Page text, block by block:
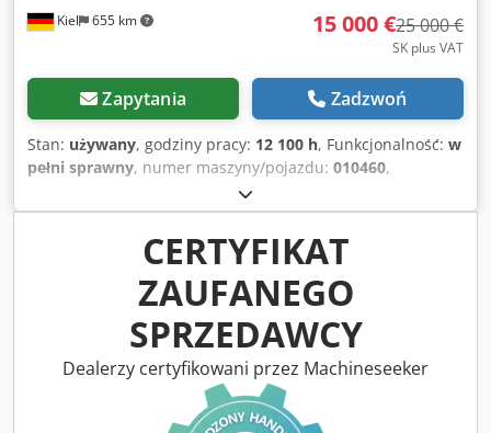
Kiel 655 km 15 000 €25 000 €
SK plus VAT
Zapytania Zadzwoń
Stan: używany, godziny pracy: 12 100 h, Funkcjonalność: w
pełni sprawny, numer maszyny/pojazdu: 010460,
Oferujemy do sprzedaży wydajny, przemysłowy
sprężarkowy agregat marki Atlas Copco. Urządzenie jest
używane, regularnie serwisowane przez wykwalifikowany
personel i gotowe do natychmiastowego użycia. Dane
techniczne: Crjdezdqz Dopfx Ahlsf Typ: GA37 VSD+ FF
(technologia VSD+ zapewniająca najwyższą efektywność
energetyczną) Liczba godzin pracy: 12 100 godzin Stan:
Używany, w bardzo dobrym stanie, gotowy do
natychmiastowego użycia. Sprężarka może zostać
obejrzona i przetestowana na miejscu w Kilonii po
wcześniejszym uzgodnieniu terminu.
CERTYFIKAT
ZAUFANEGO
SPRZEDAWCY
Dealerzy certyfikowani przez Machineseeker